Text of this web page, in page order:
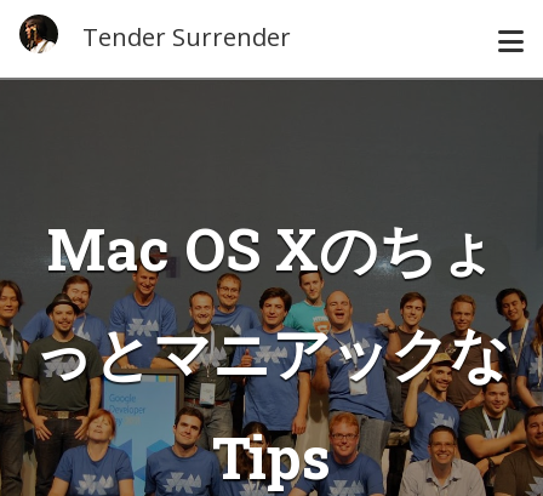
Tender Surrender
Mac OS Xのちょ
っとマニアックな
Tips